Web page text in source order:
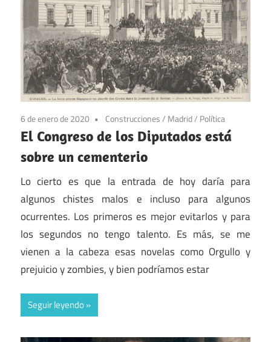
6 de enero de 2020 Construcciones/ Madrid/ Política
El Congreso de los Diputados está
sobre un cementerio
Lo cierto es que la entrada de hoy daría para
algunos chistes malos e incluso para algunos
ocurrentes. Los primeros es mejor evitarlos y para
los segundos no tengo talento. Es más, se me
vienen a la cabeza esas novelas como Orgullo y
prejuicio y zombies, y bien podríamos estar
Seguir leyendo